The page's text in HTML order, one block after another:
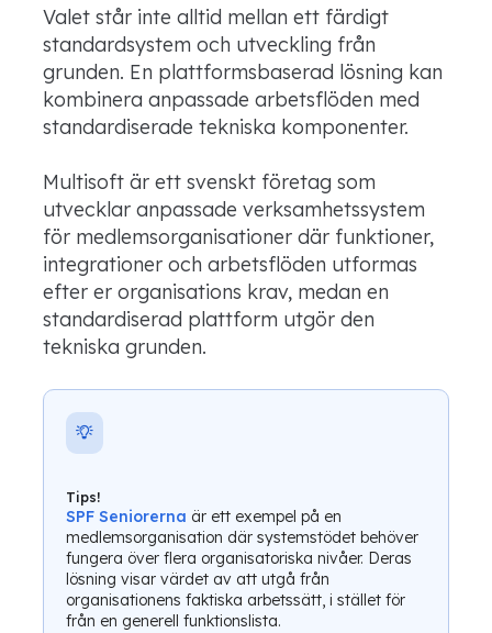
Valet står inte alltid mellan ett färdigt
standardsystem och utveckling från
grunden. En plattformsbaserad lösning kan
kombinera anpassade arbetsflöden med
standardiserade tekniska komponenter.
Multisoft är ett svenskt företag som
utvecklar anpassade verksamhetssystem
för medlemsorganisationer där funktioner,
integrationer och arbetsflöden utformas
efter er organisations krav, medan en
standardiserad plattform utgör den
tekniska grunden.
Tips!
SPF Seniorerna är ett exempel på en
medlemsorganisation där systemstödet behöver
fungera över flera organisatoriska nivåer. Deras
lösning visar värdet av att utgå från
organisationens faktiska arbetssätt, i stället för
från en generell funktionslista.